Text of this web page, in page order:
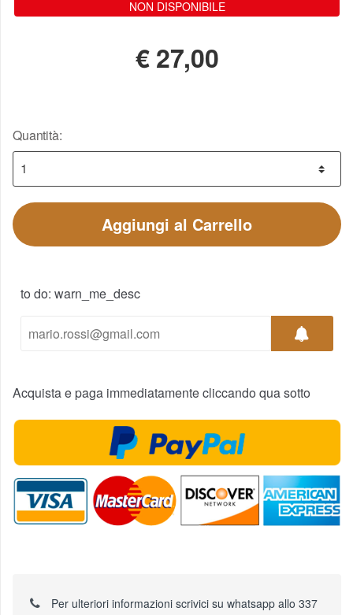
NON DISPONIBILE
€27,00
Quantità:
Aggiungi al Carrello
to do: warn_me_desc
Acquista e paga immediatamente cliccando qua sotto
Per ulteriori informazioni scrivici su whatsapp allo 337